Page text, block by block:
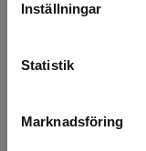
Inställningar
Statistik
Marknadsföring